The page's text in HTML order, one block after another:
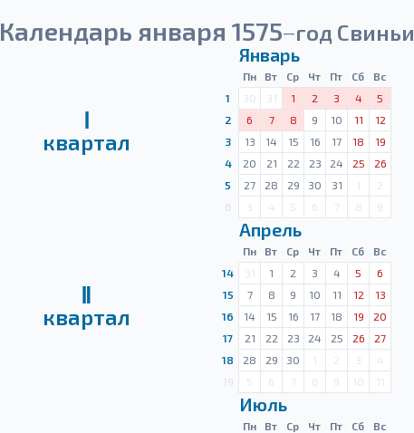
Календарь января 1575—год Свиньи
Ⅰ
квартал
Январь
Пн Вт Ср Чт Пт Сб
Вс
1
30 31 1 2 3 4
5
2
6 7 8 9 10 11
12
3
13 14 15 16 17 18
19
4
20 21 22 23 24 25
26
5
27 28 29 30 31 1
2
3 4 5 6 7 8 9
Ⅱ
квартал
Апрель
Пн Вт Ср Чт Пт Сб
Вс
14
31 1 2 3 4 5
6
15
7 8 9 10 11 12
13
16
14 15 16 17 18 19
20
17
21 22 23 24 25 26
27
18
28 29 30 1 2 3
4
5 6 7 8 9 10 11
Июль
Пн Вт Ср Чт Пт Сб
Вс